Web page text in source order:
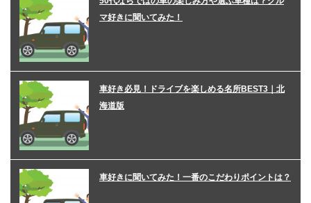
マ好きに聞いてみた！
車好き必見！ドライブを楽しめる名所BEST3｜北
海道版
車好きに聞いてみた！一番のこだわりポイントは？